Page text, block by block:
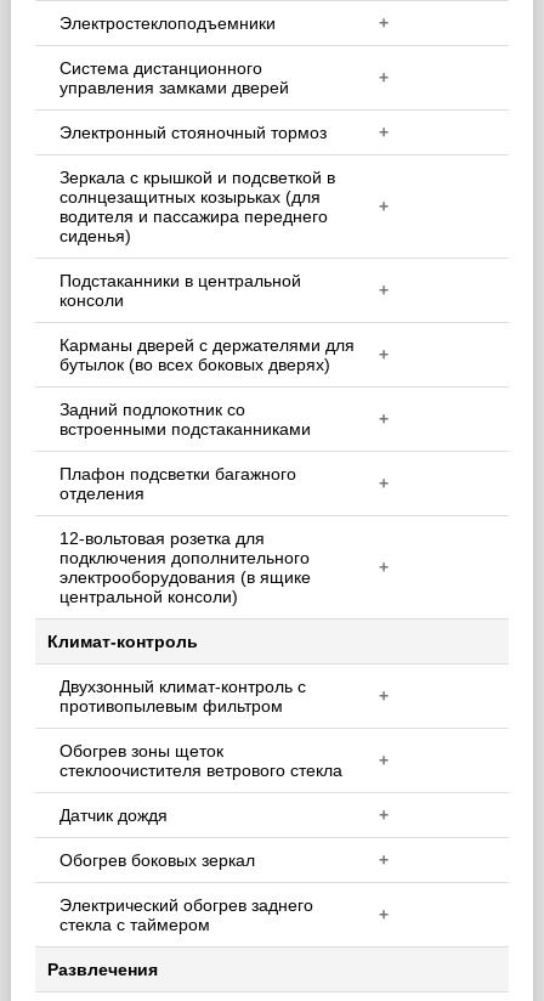
Электростеклоподъемники +
Система дистанционного
управления замками дверей
+
Электронный стояночный тормоз +
Зеркала с крышкой и подсветкой в
солнцезащитных козырьках (для
водителя и пассажира переднего
сиденья)
+
Подстаканники в центральной
консоли
+
Карманы дверей с держателями для
бутылок (во всех боковых дверях)
+
Задний подлокотник со
встроенными подстаканниками
+
Плафон подсветки багажного
отделения
+
12-вольтовая розетка для
подключения дополнительного
электрооборудования (в ящике
центральной консоли)
+
Климат-контроль
Двухзонный климат-контроль с
противопылевым фильтром
+
Обогрев зоны щеток
стеклоочистителя ветрового стекла
+
Датчик дождя +
Обогрев боковых зеркал +
Электрический обогрев заднего
стекла с таймером
+
Развлечения